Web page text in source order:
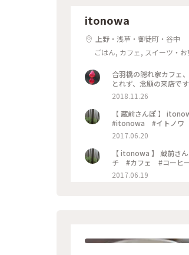
itonowa
上野・浅草・御徒町・谷中
ごはん, カフェ, スイーツ・
合羽橋の隠れ家カフェ
とれず、念願の来店で
2018.11.26
【 蔵前さんぽ 】
#itonowa #イトノワ
2017.06.20
【 itonowa 】 蔵前さんぽ そして｢季節のロールケーキ｣🍒 #蔵前 #itonowa #イトノワ #イイホシ
チ #カフェ #コーヒ
2017.06.19